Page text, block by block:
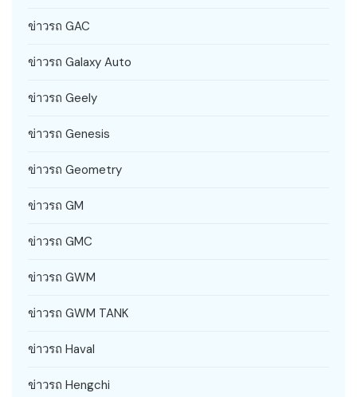
ข่าวรถ GAC
ข่าวรถ Galaxy Auto
ข่าวรถ Geely
ข่าวรถ Genesis
ข่าวรถ Geometry
ข่าวรถ GM
ข่าวรถ GMC
ข่าวรถ GWM
ข่าวรถ GWM TANK
ข่าวรถ Haval
ข่าวรถ Hengchi